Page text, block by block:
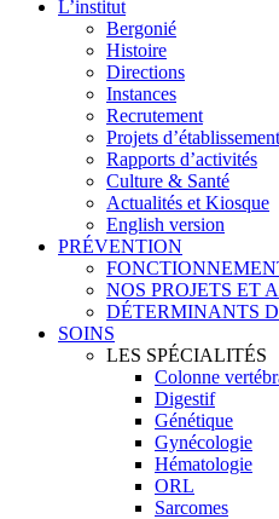
L’institut
Bergonié
Histoire
Directions
Instances
Recrutement
Projets d’établissement
Rapports d’activités
Culture & Santé
Actualités et Kiosque
English version
PRÉVENTION
NOS PROJETS ET
DÉTERMINANTS
SOINS
LES SPÉCIALITÉS
Colonne
Digestif
Génétique
Gynécologie
Hématologie
ORL
Sarcomes